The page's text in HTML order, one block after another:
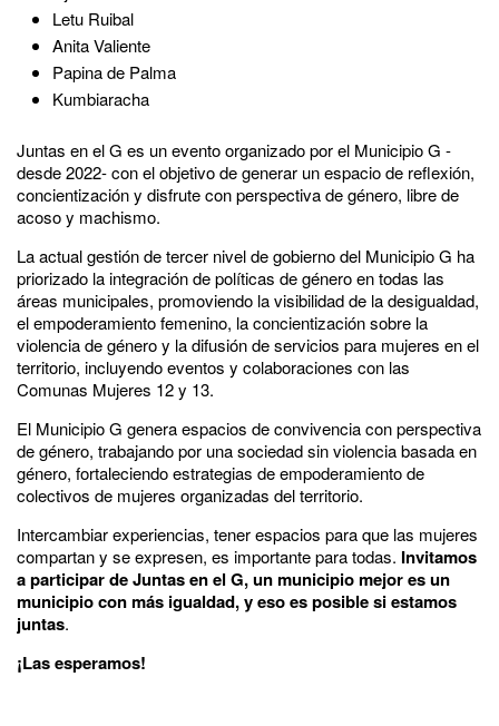
Letu Ruibal
Anita Valiente
Papina de Palma
Kumbiaracha
Juntas en el G es un evento organizado por el Municipio G -
desde 2022- con el objetivo de generar un espacio de reflexión,
concientización y disfrute con perspectiva de género, libre de
acoso y machismo.
La actual gestión de tercer nivel de gobierno del Municipio G ha
priorizado la integración de políticas de género en todas las
áreas municipales, promoviendo la visibilidad de la desigualdad,
el empoderamiento femenino, la concientización sobre la
violencia de género y la difusión de servicios para mujeres en el
territorio, incluyendo eventos y colaboraciones con las
Comunas Mujeres 12 y 13.
El Municipio G genera espacios de convivencia con perspectiva
de género, trabajando por una sociedad sin violencia basada en
género, fortaleciendo estrategias de empoderamiento de
colectivos de mujeres organizadas del territorio.
Intercambiar experiencias, tener espacios para que las mujeres
compartan y se expresen, es importante para todas. Invitamos
a participar de Juntas en el G, un municipio mejor es un
municipio con más igualdad, y eso es posible si estamos
juntas.
¡Las esperamos!